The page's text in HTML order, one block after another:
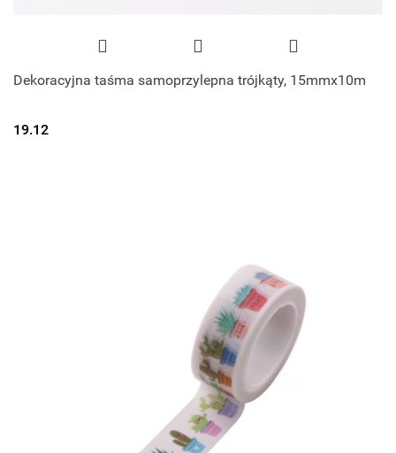
Dekoracyjna taśma samoprzylepna trójkąty, 15mmx10m
19.12